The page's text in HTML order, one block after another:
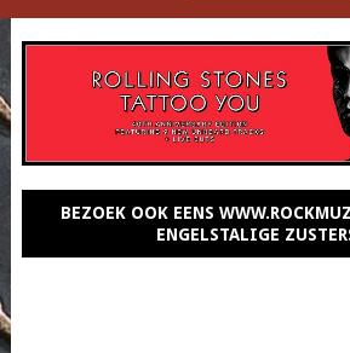
BEZOEK OOK EENS
ENGELSTALIGE